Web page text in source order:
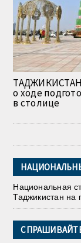
о ходе
в столице
Национальная
Таджикистан на